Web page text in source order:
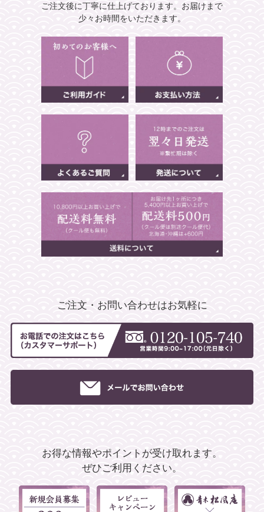
ご注文後に丁寧に仕上げております。 お届けまで
少々お時間をいただきます。
ご注文・お問い合わせはお気軽に
お得な情報やポイントが受け取れます。
ぜひご利用ください。